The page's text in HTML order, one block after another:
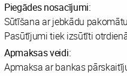
Piegādes nosacījumi:
Sūtīšana ar jebkādu
Pasūtījumi tiek izsūtīti
Apmaksas veidi:
Apmaksa ar bankas